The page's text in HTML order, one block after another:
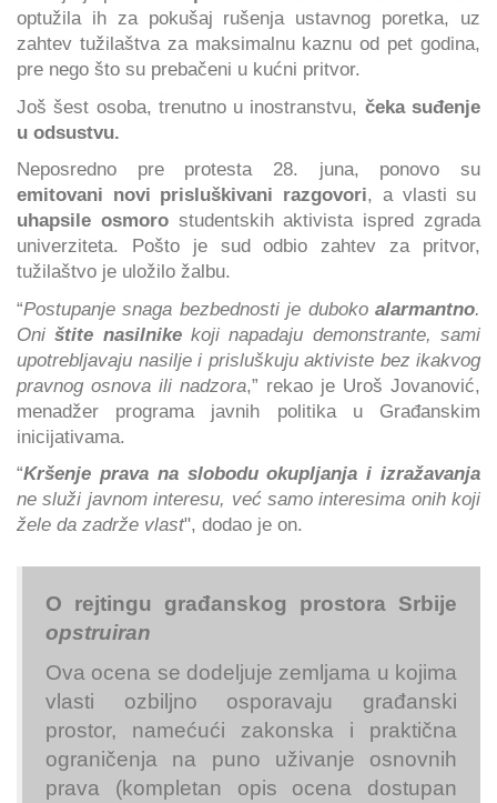
optužila ih za pokušaj rušenja ustavnog poretka, uz
zahtev tužilaštva za maksimalnu kaznu od pet godina,
pre nego što su prebačeni u kućni pritvor.
Još šest osoba, trenutno u inostranstvu, čeka suđenje
u odsustvu.
Neposredno pre protesta 28. juna, ponovo su
emitovani novi prisluškivani razgovori, a vlasti su
uhapsile osmoro studentskih aktivista ispred zgrada
univerziteta. Pošto je sud odbio zahtev za pritvor,
tužilaštvo je uložilo žalbu.
“Postupanje snaga bezbednosti je duboko alarmantno.
Oništite nasilnikekoji napadaju demonstrante, sami
upotrebljavaju nasilje i prisluškuju aktiviste bez ikakvog
pravnog osnova ili nadzora,” rekao je Uroš Jovanović,
menadžer programa javnih politika u Građanskim
inicijativama.
“Kršenje prava na slobodu okupljanja i izražavanja
ne služi javnom interesu, već samo interesima onih koji
žele da zadrže vlast", dodao je on.
O rejtingu građanskog prostora Srbije
opstruiran
Ova ocena se dodeljuje zemljama u kojima
vlasti ozbiljno osporavaju građanski
prostor, namećući zakonska i praktična
ograničenja na puno uživanje osnovnih
prava (kompletan opis ocena dostupan